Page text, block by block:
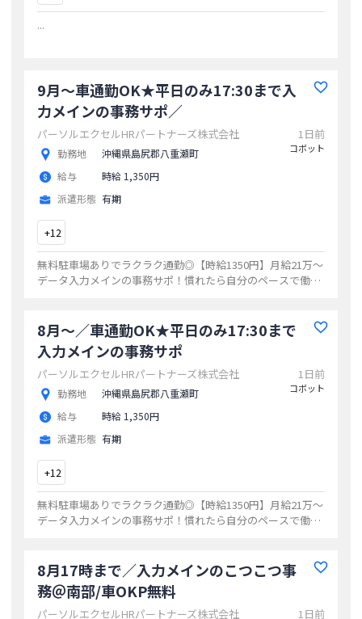
...
9月～車通勤OK★平日のみ17:30まで入
力メインの事務サポ／
パーソルエクセルHRパートナーズ株式会社
勤務地
沖縄県島尻郡八重瀬町
給与
時給 1,350円
派遣形態 有期
1日前
コボット
+12
無料駐車場ありでラクラク通勤◎【時給1350円】月給21万～
データ入力メインの事務サポ！慣れたら自分のペースで働き
8月～／車通勤OK★平日のみ17:30まで
入力メインの事務サポ
パーソルエクセルHRパートナーズ株式会社
勤務地
沖縄県島尻郡八重瀬町
給与
時給 1,350円
派遣形態 有期
1日前
コボット
+12
無料駐車場ありでラクラク通勤◎【時給1350円】月給21万～
データ入力メインの事務サポ！慣れたら自分のペースで働き
8月17時まで／入力メインのこつこつ事
務＠南部/車OKP無料
パーソルエクセルHRパートナーズ株式会社 1日前